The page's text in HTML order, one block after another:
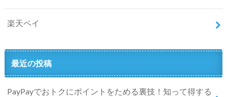
楽天ペイ
最近の投稿
PayPayでおトクにポイントをためる裏技！知って得する